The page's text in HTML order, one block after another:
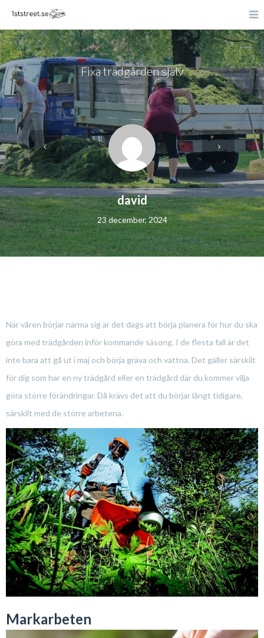
Fixa trädgården själv
david
23 december, 2024
När våren börjar närma sig är det dags att börja planera för hur du ska
göra med trädgården inför kommande säsong. I de flesta fall är det
inte bara att gå ut i maj och börja gräva och vattna. Det gäller särskilt
för dig som har en ny trädgård eller en trädgård där du kommer vilja
göra större förändringar. Då krävs det att du börjar långt tidigare,
särskilt med de större arbetena.
Markarbeten